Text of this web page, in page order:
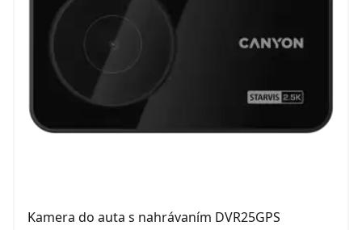
Kamera do auta s nahrávaním DVR25GPS